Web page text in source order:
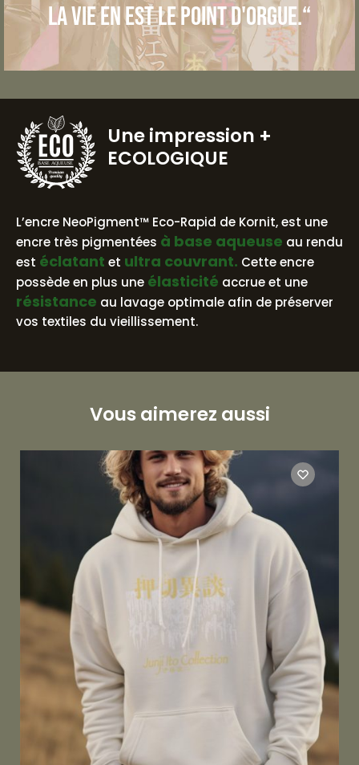
la vie en est le point d'orgue.“
BASE AQUEUSE
Une impression +
ECOLOGIQUE
L’encre NeoPigment™ Eco-Rapid de Kornit, est une
encre très pigmentées à base aqueuse au rendu
est éclatant et ultra couvrant. Cette encre
possède en plus une élasticité accrue et une
résistance au lavage optimale afin de préserver
vos textiles du vieillissement.
Vous aimerez aussi